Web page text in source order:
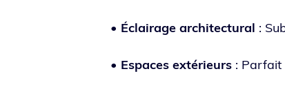
• Éclairage archi­tec­tu­ral :
• Espaces exté­rieurs : Parfait